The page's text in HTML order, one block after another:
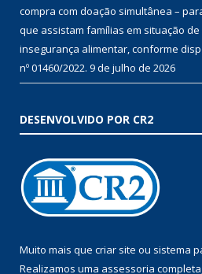
compra com doação simultânea –
que assistam famílias em situação
insegurança alimentar, conforme
nº 01460/2022. 9 de julho de 2026
DESENVOLVIDO POR CR2
Muito mais que criar site ou sistema
Realizamos uma assessoria